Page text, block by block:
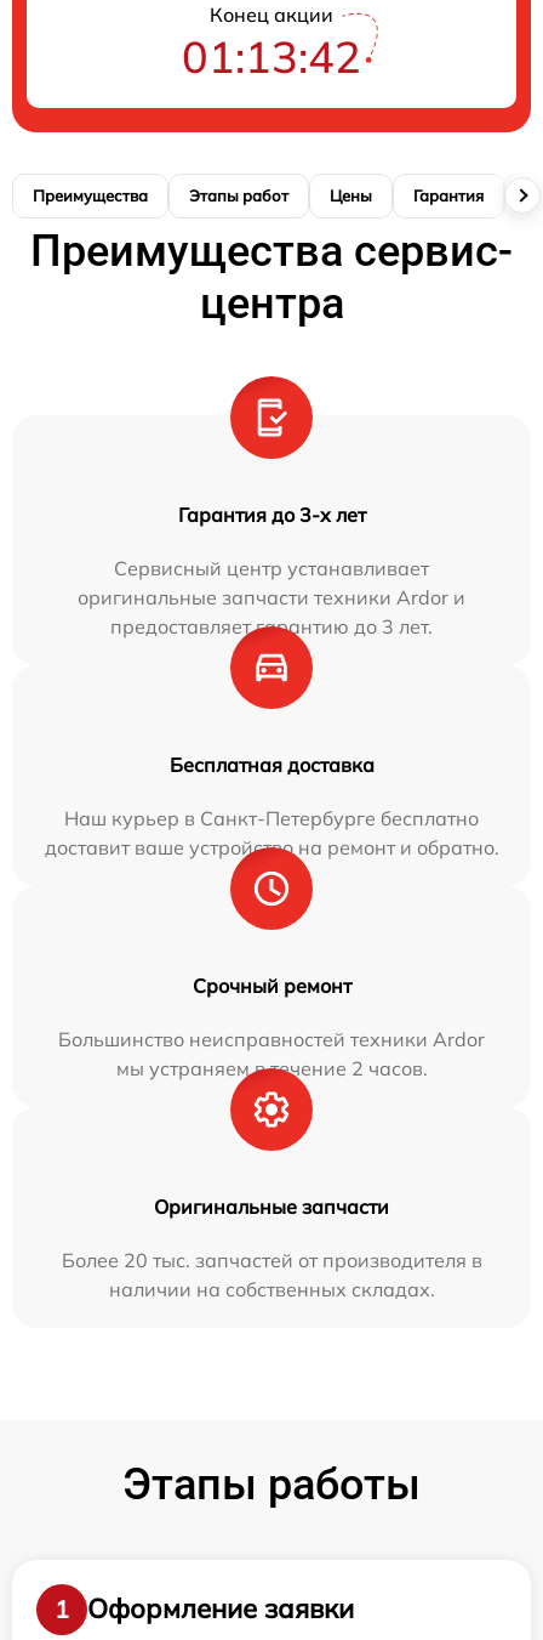
Конец акции
01:13:41
Преимущества Этапы работ Цены Гарантия
Преимущества сервис-
центра
Гарантия до 3-х лет
Сервисный центр устанавливает
оригинальные запчасти техники Ardor и
предоставляет гарантию до 3 лет.
Бесплатная доставка
Наш курьер в Санкт-Петербурге бесплатно
доставит ваше устройство на ремонт и обратно.
Срочный ремонт
Большинство неисправностей техники Ardor
мы устраняем в течение 2 часов.
Оригинальные запчасти
Более 20 тыс. запчастей от производителя в
наличии на собственных складах.
Этапы работы
1
Оформление заявки